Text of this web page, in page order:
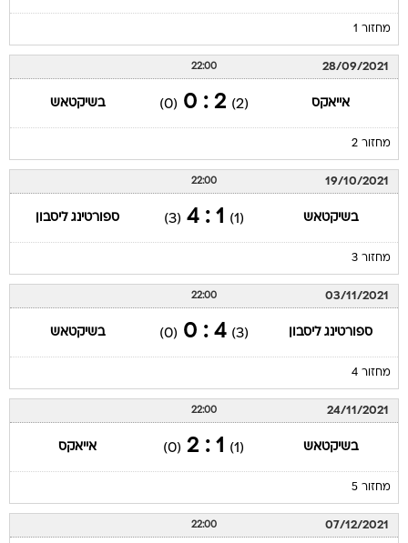
מחזור 1
28/09/2021
22:00
אייאקס (2)
2 : 0
(0) בשיקטאש
מחזור 2
19/10/2021
22:00
בשיקטאש (1)
1 : 4
(3) ספורטינג ליסבון
מחזור 3
03/11/2021
22:00
ספורטינג ליסבון (3)
4 : 0
(0) בשיקטאש
מחזור 4
24/11/2021
22:00
בשיקטאש (1)
1 : 2
(0) אייאקס
מחזור 5
07/12/2021
22:00